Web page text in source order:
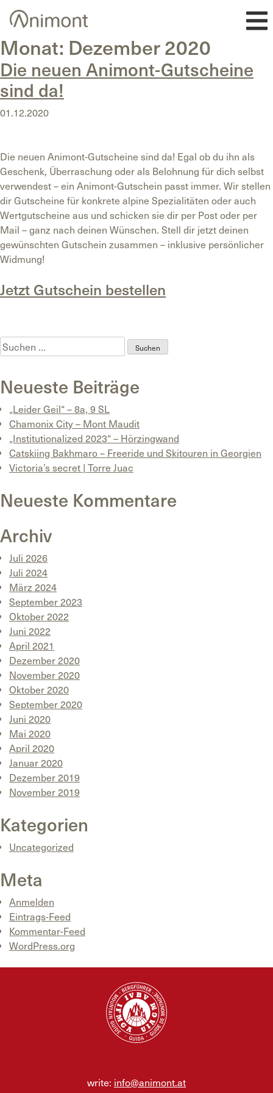
Skip
Monat: Dezember 2020
Die neuen Animont-Gutscheine
sind da!
01.12.2020
Die neuen Animont-Gutscheine sind da! Egal ob du ihn als
Geschenk, Überraschung oder als Belohnung für dich selbst
verwendest – ein Animont-Gutschein passt immer. Wir stellen
dir Gutscheine für konkrete alpine Spezialitäten oder auch
Wertgutscheine aus und schicken sie dir per Post oder per
Mail – ganz nach deinen Wünschen. Stell dir jetzt deinen
gewünschten Gutschein zusammen – inklusive persönlicher
Widmung!
Jetzt Gutschein bestellen
Suchen
nach:
Neueste Beiträge
„Leider Geil“ – 8a, 9 SL
Chamonix City – Mont Maudit
„Institutionalized 2023“ – Hörzingwand
Catskiing Bakhmaro – Freeride und Skitouren in Georgien
Victoria’s secret | Torre Juac
Neueste Kommentare
Archiv
Juli 2026
Juli 2024
März 2024
September 2023
Oktober 2022
Juni 2022
April 2021
Dezember 2020
November 2020
Oktober 2020
September 2020
Juni 2020
Mai 2020
April 2020
Januar 2020
Dezember 2019
November 2019
Kategorien
Uncategorized
Meta
Anmelden
Eintrags-Feed
Kommentar-Feed
WordPress.org
write: info@animont.at